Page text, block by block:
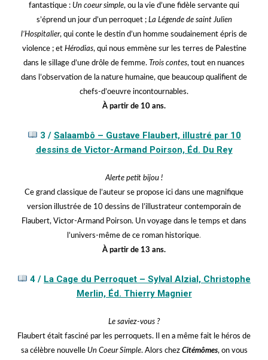
fantastique : Un coeur simple, ou la vie d’une fidèle servante qui
s’éprend un jour d’un perroquet ; La Légende de saint Julien
l’Hospitalier, qui conte le destin d’un homme soudainement épris de
violence ; et Hérodias, qui nous emmène sur les terres de Palestine
dans le sillage d’une drôle de femme. Trois contes, tout en nuances
dans l’observation de la nature humaine, que beaucoup qualifient de
chefs-d’oeuvre incontournables.
À partir de 10 ans.
3 / Salaambô – Gustave Flaubert, illustré par 10
dessins de Victor-Armand Poirson, Éd. Du Rey
Alerte petit bijou !
Ce grand classique de l’auteur se propose ici dans une magnifique
version illustrée de 10 dessins de l’illustrateur contemporain de
Flaubert, Victor-Armand Poirson. Un voyage dans le temps et dans
l’univers-même de ce roman historique.
À partir de 13 ans.
4 / La Cage du Perroquet – Sylval Alzial, Christophe
Merlin, Éd. Thierry Magnier
Le saviez-vous ?
Flaubert était fasciné par les perroquets. Il en a même fait le héros de
sa célèbre nouvelle Un Coeur Simple. Alors chez Citémômes, on vous